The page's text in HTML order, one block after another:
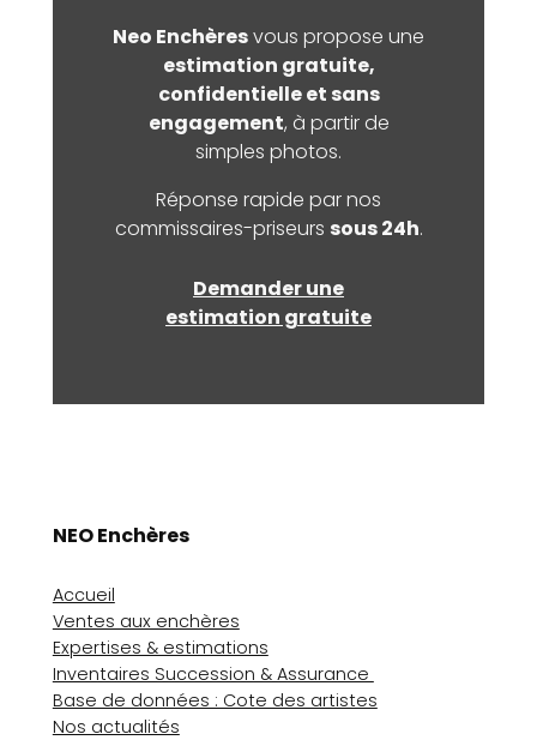
Neo Enchèresvous propose une
estimation gratuite,
confidentielle et sans
engagement, à partir de
simples photos.
Réponse rapide par nos
commissaires-priseurs sous 24h.
Demander une
estimation gratuite
NEO Enchères
Accueil
Ventes aux enchères
Expertises & estimations
Inventaires Succession & Assurance
Base de données : Cote des artistes
Nos actualités